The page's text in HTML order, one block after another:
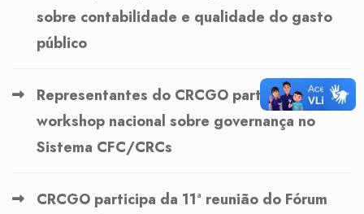
sobre contabilidade e qualidade do gasto
público
Representantes do CRCGO participam de
workshop nacional sobre governança no
Sistema CFC/CRCs
CRCGO participa da 11ª reunião do Fórum